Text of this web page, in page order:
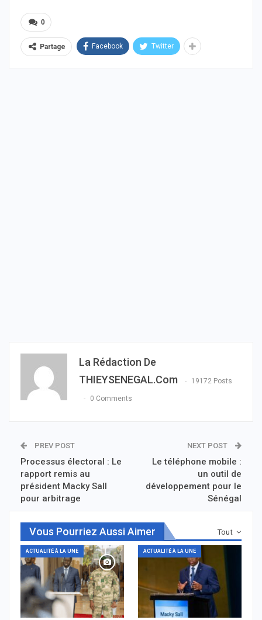
0
Partage Facebook Twitter
La Rédaction De
THIEYSENEGAL.com
19172 Posts
0 Comments
PREV POST
Processus électoral : Le
rapport remis au
président Macky Sall
pour arbitrage
NEXT POST
Le téléphone mobile :
un outil de
développement pour le
Sénégal
Tout
Vous Pourriez Aussi Aimer
ACTUALITÉ À LA UNE ACTUALITÉ À LA UNE